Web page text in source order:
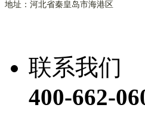
地址：河北省秦皇岛市海港区
联系我们
400-662-